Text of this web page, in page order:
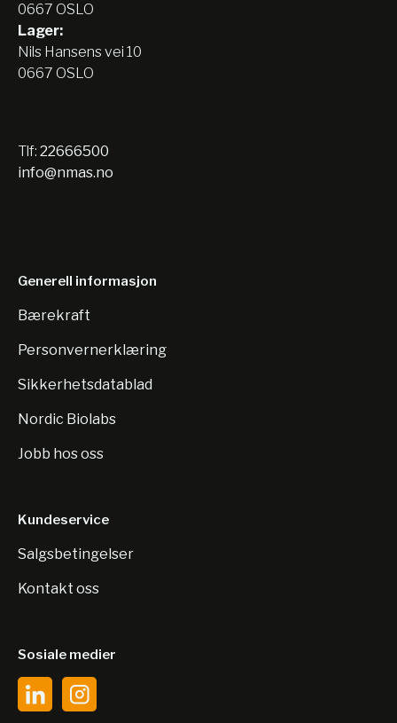
0667 OSLO
Lager:
Nils Hansens vei 10
0667 OSLO
Tlf: 22666500
info@nmas.no
Generell informasjon
Bærekraft
Personvernerklæring
Sikkerhetsdatablad
Nordic Biolabs
Jobb hos oss
Kundeservice
Salgsbetingelser
Kontakt oss
Sosiale medier